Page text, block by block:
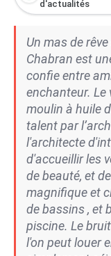
d'actualités
Un mas de
Chabran est
confie entre
enchanteur. Le
moulin à huile
talent par
l'architecte
d'accueillir les
de beauté, et
magnifique et
de bassins , et
piscine. Le
l'on peut louer